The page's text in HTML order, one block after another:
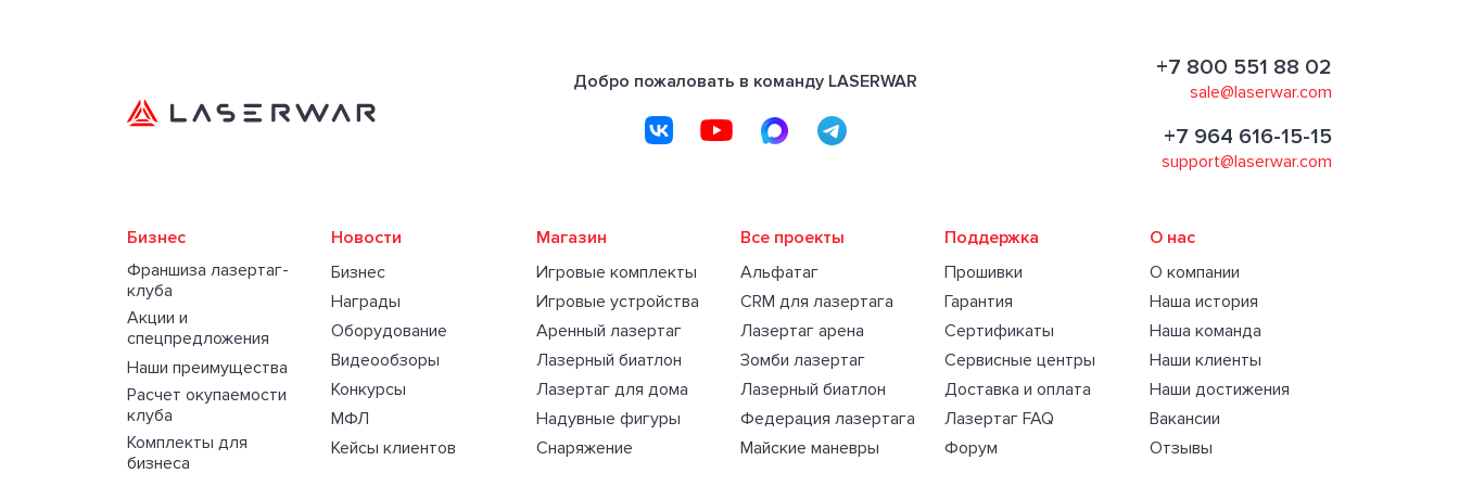
Добро пожаловать в команду LASERWAR
+7 800 551 88 02
sale@laserwar.com
+7 964 616-15-15
support@laserwar.com
Бизнес
Франшиза лазертаг-
клуба
Акции и
спецпредложения
Наши преимущества
Расчет окупаемости
клуба
Комплекты для
бизнеса
Новости
Бизнес
Награды
Оборудование
Видеообзоры
Конкурсы
МФЛ
Кейсы клиентов
Магазин
Игровые комплекты
Игровые устройства
Аренный лазертаг
Лазерный биатлон
Лазертаг для дома
Надувные фигуры
Снаряжение
Все проекты
Альфатаг
CRM для лазертага
Лазертаг арена
Зомби лазертаг
Лазерный биатлон
Федерация лазертага
Майские маневры
Поддержка
Прошивки
Гарантия
Сертификаты
Сервисные центры
Доставка и оплата
Лазертаг FAQ
Форум
О нас
О компании
Наша история
Наша команда
Наши клиенты
Наши достижения
Вакансии
Отзывы